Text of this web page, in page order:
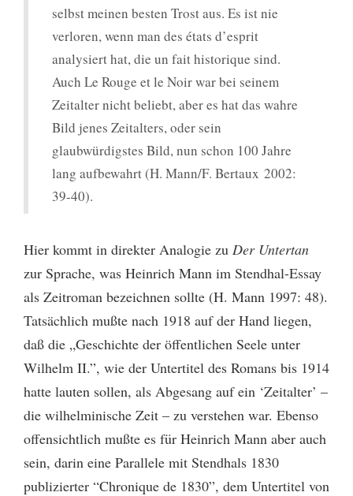
selbst meinen besten Trost aus. Es ist nie
verloren, wenn man des états d’esprit
analysiert hat, die un fait historique sind.
Auch Le Rouge et le Noir war bei seinem
Zeitalter nicht beliebt, aber es hat das wahre
Bild jenes Zeitalters, oder sein
glaubwürdigstes Bild, nun schon 100 Jahre
lang aufbewahrt (H. Mann/F. Bertaux 2002:
39-40).
Hier kommt in direkter Analogie zu Der Untertan
zur Sprache, was Heinrich Mann im Stendhal-Essay
als Zeitroman bezeichnen sollte (H. Mann 1997: 48).
Tatsächlich mußte nach 1918 auf der Hand liegen,
daß die „Geschichte der öffentlichen Seele unter
Wilhelm II.”, wie der Untertitel des Romans bis 1914
hatte lauten sollen, als Abgesang auf ein ‘Zeitalter’ –
die wilhelminische Zeit – zu verstehen war. Ebenso
offensichtlich mußte es für Heinrich Mann aber auch
sein, darin eine Parallele mit Stendhals 1830
publizierter “Chronique de 1830”, dem Untertitel von